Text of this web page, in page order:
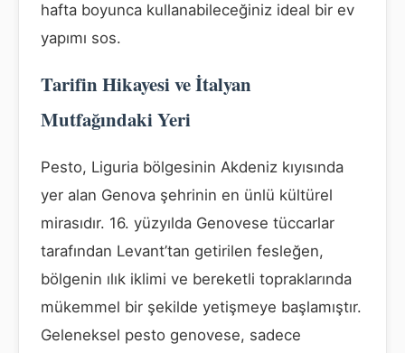
hafta boyunca kullanabileceğiniz ideal bir ev
yapımı sos.
Tarifin Hikayesi ve İtalyan
Mutfağındaki Yeri
Pesto, Liguria bölgesinin Akdeniz kıyısında
yer alan Genova şehrinin en ünlü kültürel
mirasıdır. 16. yüzyılda Genovese tüccarlar
tarafından Levant’tan getirilen fesleğen,
bölgenin ılık iklimi ve bereketli topraklarında
mükemmel bir şekilde yetişmeye başlamıştır.
Geleneksel pesto genovese, sadece